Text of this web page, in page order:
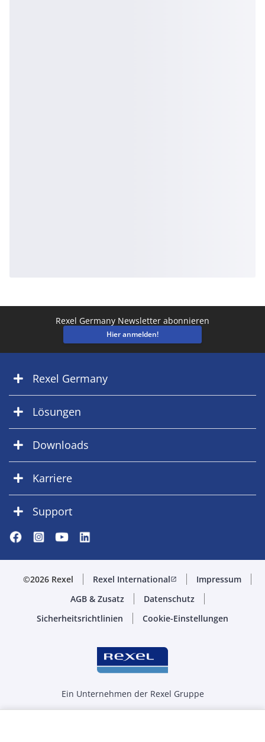
Rexel Germany Newsletter abonnieren
Hier anmelden!
Rexel Germany
Lösungen
Downloads
Karriere
Support
©2026 Rexel Rexel Internationalopen_in_new
Impressum
AGB & Zusatz
Datenschutz
Sicherheitsrichtlinien
Cookie-Einstellungen
Ein Unternehmen der Rexel Gruppe